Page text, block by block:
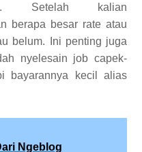
Setelah kalian
berapa besar rate atau
belum. Ini penting juga
nyelesain job capek-
bayarannya kecil alias
Ngeblog